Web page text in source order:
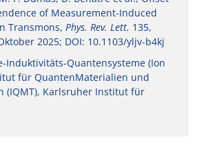
of Measurement-Induced
Transmons, Phys. Rev. Lett. 135,
2025; DOI: 10.1103/yljv-b4kj
Induktivitäts-Quantensysteme (Ion
für QuantenMaterialien und
(IQMT), Karlsruher Institut für